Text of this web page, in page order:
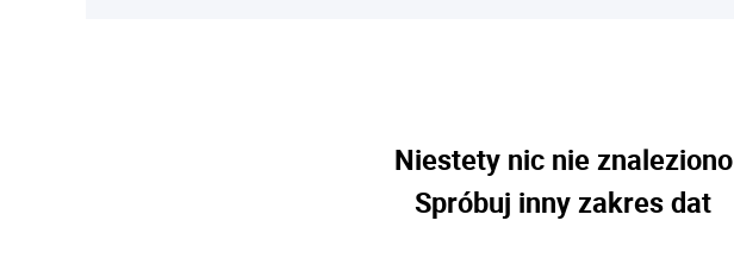
Niestety nic nie znaleziono
Spróbuj inny zakres dat